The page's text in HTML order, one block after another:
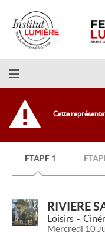
Retour
l'accueil
Cette
ETAPE 1
RIVIERE
Loisirs
Mercredi 10